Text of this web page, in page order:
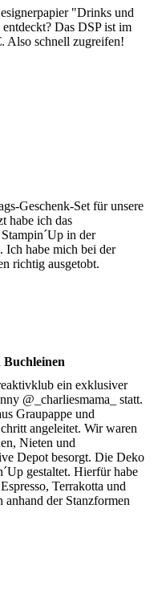
"Drinks und
Das DSP ist im
Also schnell zugreifen!
Geschenk-Set für unsere
habe ich das
in der
habe mich bei der
richtig ausgetobt.
Buchleinen
ein exklusiver
@_charliesmama_ statt.
Graupappe und
angeleitet. Wir waren
Nieten und
Depot besorgt. Die Deko
gestaltet. Hierfür habe
Terrakotta und
der Stanzformen